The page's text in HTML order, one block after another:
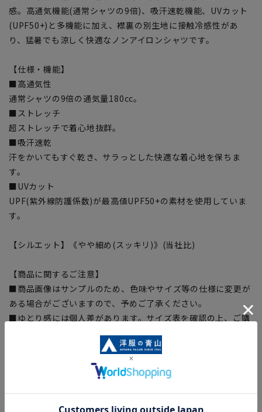
感。高通気機能(通常シャツの9倍)、吸汗速乾機能、UVカット
(UPF50+)と多機能に加え、襟裏の別生地に接触冷感性があ
り、猛暑でも涼しく快適なノンアイロンシャツです。
【仕様・機能】
■高通気性
通常シャツの9倍の通気量180cc。
■ストレッチ
超ストレッチで着心地抜群。
■吸汗速乾
汗をかいてもすぐ乾き、サラっとした快適な着心地を保ちま
す。
■UVカット
UPF(紫外線防護係数)が最高値UPF50+の素材を使用していま
す。
【シルエット】《やや細め(スッキリ)》(当社比)
【商品に関するご注意】
■商品画像はサンプルのため、色味やサイズ等の仕様に変更が
ある場合がございますので、予めご了承ください。
■ゆとり感には個人差があります。サイズ表を確認の上、ご購
■生地や仕様・デザインにより、着用感や実際のサイズ表に若
干の誤差が生じる場合がございます。予めご了承ください。
■サイズスペックは仕上がりサイズを記載しております。一
部、商品現物におすすめサイズ(ヌードサイズ)を記載している
商品もございます。